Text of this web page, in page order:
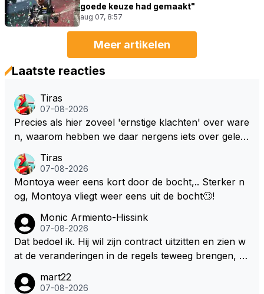
goede keuze had gemaakt"
aug 07, 8:57
Meer artikelen
Laatste reacties
Tiras
07-08-2026
Precies als hier zoveel 'ernstige klachten' over ware
n, waarom hebben we daar nergens iets over gelez
Tiras
07-08-2026
Montoya weer eens kort door de bocht,.. Sterker n
og, Montoya vliegt weer eens uit de bocht🙄!
Monic Armiento-Hissink
07-08-2026
Dat bedoel ik. Hij wil zijn contract uitzitten en zien w
at de veranderingen in de regels teweeg brengen, al
ijn eigen team te kiezen en zijn gezin. hij kan dan zelf
mart22
07-08-2026